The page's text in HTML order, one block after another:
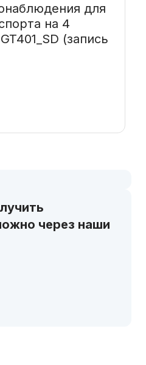
для
на 4
(запись
через наши